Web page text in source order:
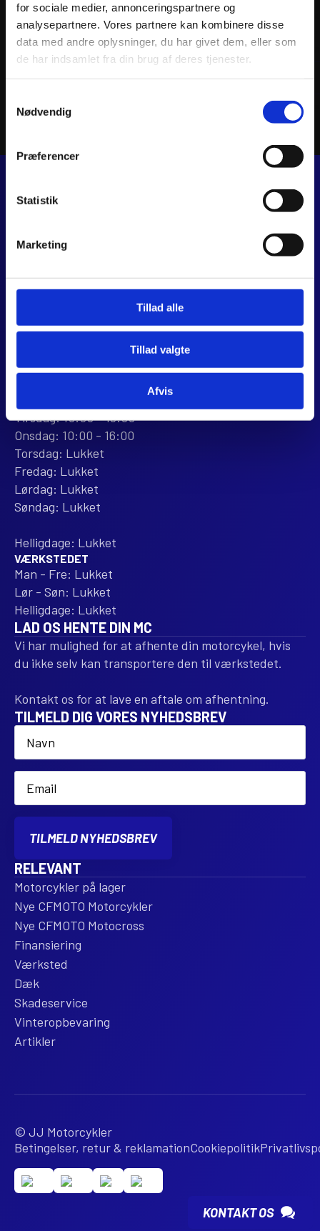
for sociale medier, annonceringspartnere og
analysepartnere. Vores partnere kan kombinere disse
data med andre oplysninger, du har givet dem, eller som
de har indsamlet fra din brug af deres tjenester.
Nødvendig
Præferencer
Statistik
Marketing
Tillad alle
Tillad valgte
Afvis
KONTAKT OS
ATHENA PISTON KIT FORGED Ø53,96mm
1.017 kr.
inkl. moms
ATHENA
PISTON
Ø53,96mm
Tilføj til kurv
inkl.
JJ MOTORCYKLER
8960 Randers SØ
+45 28 81 26 43
webshop@jjmotorcykler.dk
Anmeld os på Trustpilot
ÅBNINGSTIDER
Tirsdag: 10:00 - 16:00
Onsdag: 10:00 - 16:00
Torsdag: Lukket
Fredag: Lukket
Lørdag: Lukket
Søndag: Lukket
Helligdage: Lukket
VÆRKSTEDET
Man - Fre: Lukket
Lør - Søn: Lukket
Helligdage: Lukket
LAD OS HENTE DIN MC
Vi har mulighed for at afhente din motorcykel, hvis
du ikke selv kan transportere den til værkstedet.
Kontakt os for at lave en aftale om afhentning.
TILMELD DIG VORES NYHEDSBREV
Name
Email
TILMELD NYHEDSBREV
RELEVANT
Motorcykler på lager
Nye CFMOTO Motorcykler
Nye CFMOTO Motocross
Finansiering
Værksted
Dæk
Skadeservice
Vinteropbevaring
Artikler
© JJ Motorcykler
Betingelser, retur & reklamationCookiepolitik